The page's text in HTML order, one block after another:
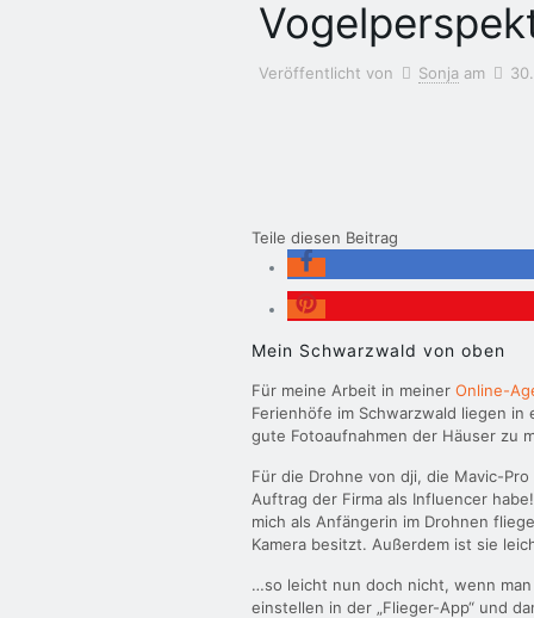
Veröffentlicht von Sonja am
Teile diesen Beitrag
Mein Schwarzwald von oben
Für meine Arbeit in meiner Online-
Ferienhöfe im Schwarzwald liegen
gute Fotoaufnahmen der Häuser zu
Für die Drohne von dji, die Mavic-
Auftrag der Firma als Influencer
mich als Anfängerin im Drohnen
Kamera besitzt. Außerdem ist sie
…so leicht nun doch nicht, wenn
einstellen in der „Flieger-App“ und